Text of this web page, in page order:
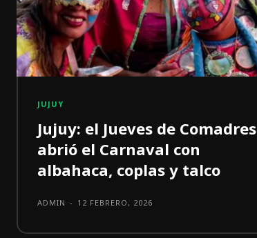
JUJUY
Jujuy: el Jueves de Comadres
abrió el Carnaval con
albahaca, coplas y talco
ADMIN - 12 FEBRERO, 2026